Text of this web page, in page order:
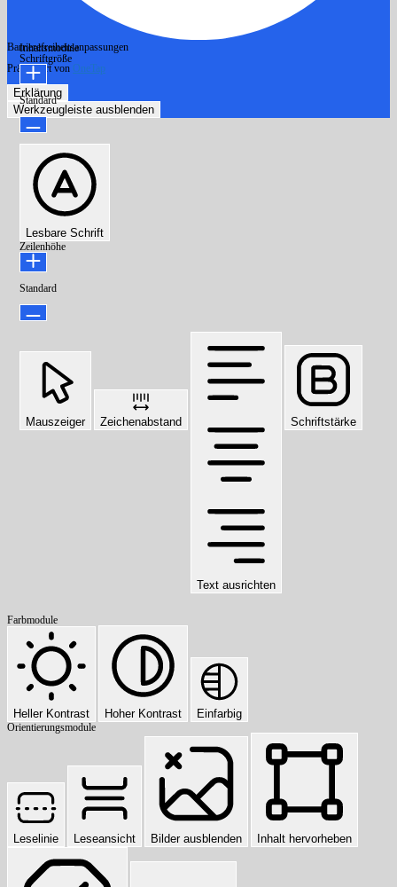
Barrierefreiheitsanpassungen
Präsentiert von OneTap
Erklärung
Werkzeugleiste ausblenden
Inhaltsmodule
Schriftgröße
Standard
Lesbare Schrift
Zeilenhöhe
Standard
Mauszeiger Zeichenabstand
Text ausrichten
Schriftstärke
Farbmodule
Heller Kontrast Hoher Kontrast Einfarbig
Orientierungsmodule
Leselinie Leseansicht Bilder ausblenden Inhalt hervorheben